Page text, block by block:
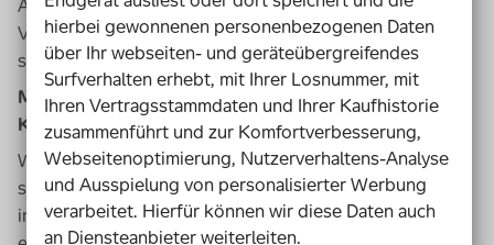
Angebote zu machen. Wir schauen deshalb, welche
Vereine und Kooperationen es im Stadtteil gibt, wo es
sich anbietet zusammenzuarbeiten.
Mit wie vielen außerschulischen
Kooperationspartnern arbeiten Sie zusammen?
Wir haben 25 bis 30 Angebote an der Schule – und das
schon seit etlichen Jahren. Dafür sind natürlich auch
immer Finanzmittel nötig. Eine besondere Stärkung
hierbei gewonnenen personenbezogenen Daten
über Ihr webseiten- und geräteübergreifendes
Surfverhalten erhebt, mit Ihrer Losnummer, mit
Ihren Vertragsstammdaten und Ihrer Kaufhistorie
zusammenführt und zur Komfortverbesserung,
Webseitenoptimierung, Nutzerverhaltens-Analyse
und Ausspielung von personalisierter Werbung
verarbeitet. Hierfür können wir diese Daten auch
an Diensteanbieter weiterleiten.